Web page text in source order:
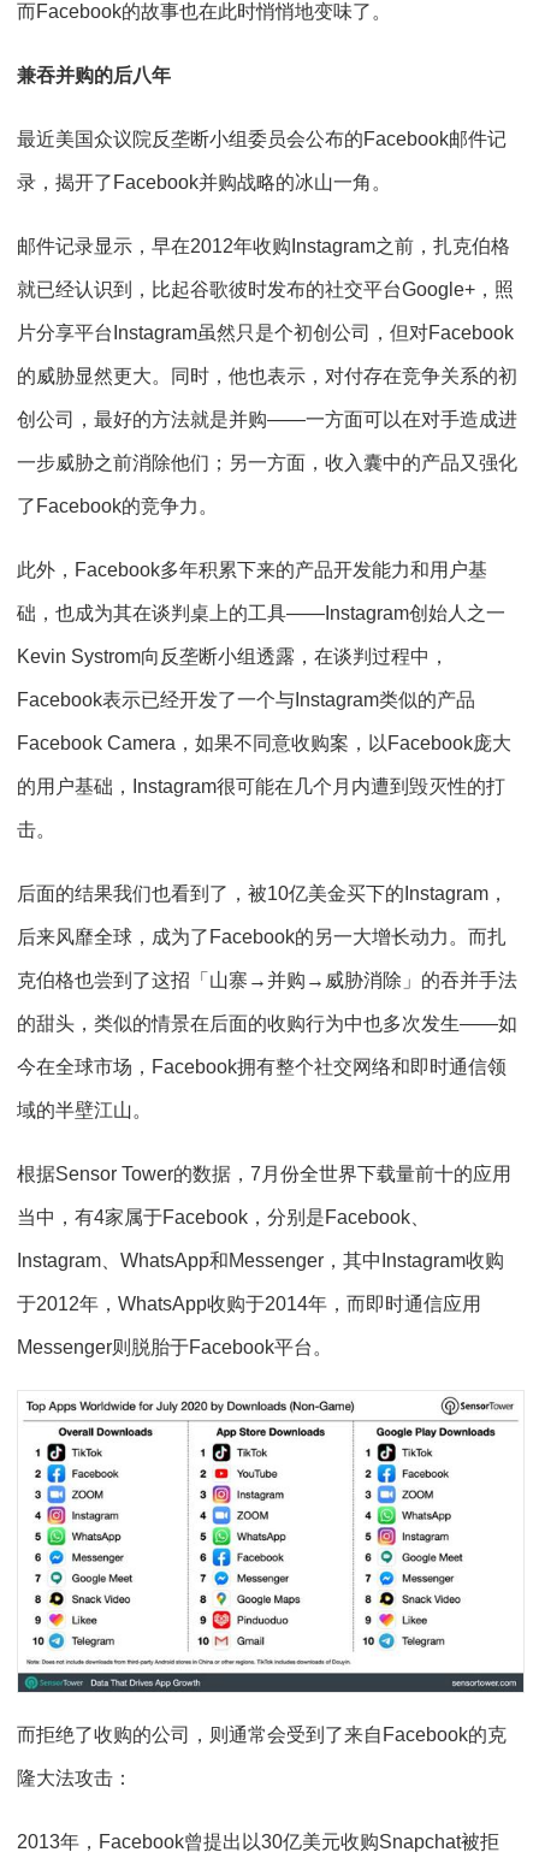
而Facebook的故事也在此时悄悄地变味了。
兼吞并购的后八年
最近美国众议院反垄断小组委员会公布的Facebook邮件记
录，揭开了Facebook并购战略的冰山一角。
邮件记录显示，早在2012年收购Instagram之前，扎克伯格
就已经认识到，比起谷歌彼时发布的社交平台Google+，照
片分享平台Instagram虽然只是个初创公司，但对Facebook
的威胁显然更大。同时，他也表示，对付存在竞争关系的初
创公司，最好的方法就是并购——一方面可以在对手造成进
一步威胁之前消除他们；另一方面，收入囊中的产品又强化
了Facebook的竞争力。
此外，Facebook多年积累下来的产品开发能力和用户基
础，也成为其在谈判桌上的工具——Instagram创始人之一
Kevin Systrom向反垄断小组透露，在谈判过程中，
Facebook表示已经开发了一个与Instagram类似的产品
Facebook Camera，如果不同意收购案，以Facebook庞大
的用户基础，Instagram很可能在几个月内遭到毁灭性的打
击。
后面的结果我们也看到了，被10亿美金买下的Instagram，
后来风靡全球，成为了Facebook的另一大增长动力。而扎
克伯格也尝到了这招「山寨→并购→威胁消除」的吞并手法
的甜头，类似的情景在后面的收购行为中也多次发生——如
今在全球市场，Facebook拥有整个社交网络和即时通信领
域的半壁江山。
根据Sensor Tower的数据，7月份全世界下载量前十的应用
当中，有4家属于Facebook，分别是Facebook、
Instagram、WhatsApp和Messenger，其中Instagram收购
于2012年，WhatsApp收购于2014年，而即时通信应用
Messenger则脱胎于Facebook平台。
而拒绝了收购的公司，则通常会受到了来自Facebook的克
隆大法攻击：
2013年，Facebook曾提出以30亿美元收购Snapchat被拒